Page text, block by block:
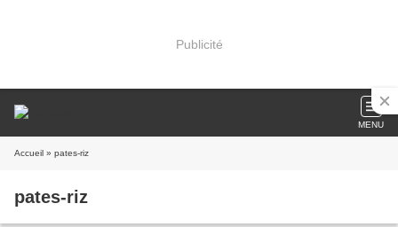
Publicité
MENU
Accueil » pates-riz
pates-riz